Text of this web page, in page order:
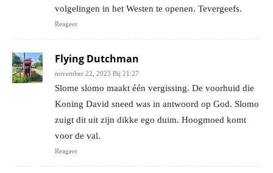
volgelingen in het Westen te openen. Tevergeefs.
Reageer
Flying Dutchman
november 22, 2023 Bij 21:27
Slome slomo maakt één vergissing. De voorhuid die
Koning David sneed was in antwoord op God. Slomo
zuigt dit uit zijn dikke ego duim. Hoogmoed komt
voor de val.
Reageer